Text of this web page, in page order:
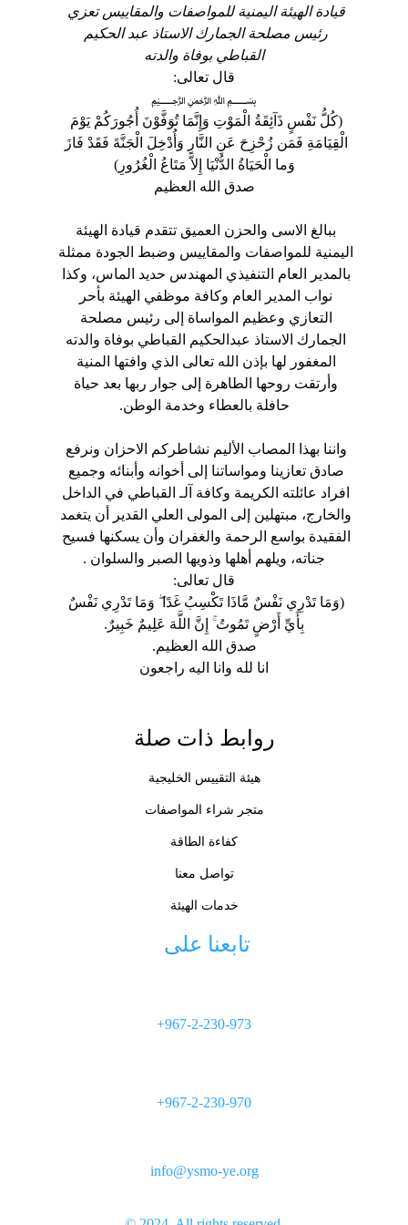
قيادة الهيئة اليمنية للمواصفات والمقاييس تعزي
رئيس مصلحة الجمارك الاستاذ عبد الحكيم
القباطي بوفاة والدته
قال تعالى:
﷽
(كُلُّ نَفْسٍ ذَآئِقَةُ الْمَوْتِ وَإِنَّمَا تُوَفَّوْنَ أُجُورَكُمْ يَوْمَ
الْقِيَامَةِ فَمَن زُحْزِحَ عَنِ النَّارِ وَأُدْخِلَ الْجَنَّةَ فَقَدْ فَازَ
وَما الْحَيَاةُ الدُّنْيَا إِلاَّ مَتَاعُ الْغُرُورِ)
صدق الله العظيم
ببالغ الاسى والحزن العميق تتقدم قيادة الهيئة
اليمنية للمواصفات والمقاييس وضبط الجودة ممثلة
بالمدير العام التنفيذي المهندس حديد الماس، وكذا
نواب المدير العام وكافة موظفي الهيئة بأحر
التعازي وعظيم المواساة إلى رئيس مصلحة
الجمارك الاستاذ عبدالحكيم القباطي بوفاة والدته
المغفور لها بإذن الله تعالى الذي وافتها المنية
وأرتقت روحها الطاهرة إلى جوار ربها بعد حياة
حافلة بالعطاء وخدمة الوطن.
واننا بهذا المصاب الأليم نشاطركم الاحزان ونرفع
صادق تعازينا ومواساتنا إلى أخوانه وأبنائه وجميع
افراد عائلته الكريمة وكافة آلـ القباطي في الداخل
والخارج، مبتهلين إلى المولى العلي القدير أن يتغمد
الفقيدة بواسع الرحمة والغفران وأن يسكنها فسيح
جناته، ويلهم أهلها وذويها الصبر والسلوان .
قال تعالى:
(وَمَا تَدْرِي نَفْسٌ مَّاذَا تَكْسِبُ غَدًا ۖ وَمَا تَدْرِي نَفْسٌ
بِأَيِّ أَرْضٍ تَمُوتُ ۚ إِنَّ اللَّهَ عَلِيمٌ خَبِيرٌ.
صدق الله العظيم.
انا لله وانا اليه راجعون
info@ysmo-ye.org
روابط ذات صلة
تابعنا على
+967-2-230-970
+967-2-230-973
متجر شراء المواصفات
كفاءة الطاقة
هيئة التقييس الخليجية
تواصل معنا
خدمات الهيئة